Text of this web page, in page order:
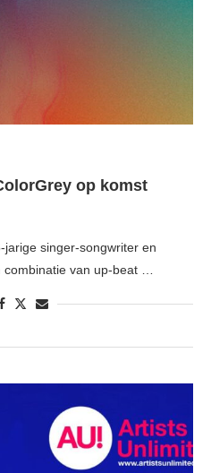
op komst
singer-songwriter en
combinatie van up-beat …